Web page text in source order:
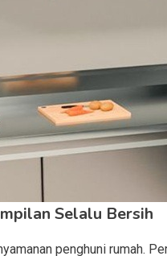
Selalu Bersih
penghuni rumah.